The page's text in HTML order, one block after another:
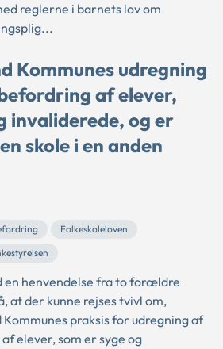
reglerne i barnets lov om
Kommunes udregning
af elever,
invaliderede, og er
skole i en anden
Folkeskoleloven
en henvendelse fra to forældre
at der kunne rejses tvivl om,
praksis for udregning af
elever, som er syge og